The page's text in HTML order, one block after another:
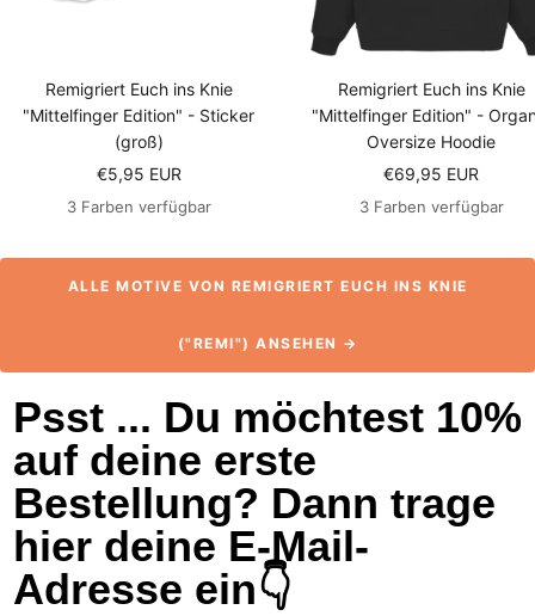
Remigriert Euch ins Knie
"Mittelfinger Edition" - Sticker
(groß)
Angebotspreis
€5,95 EUR
3 Farben verfügbar
Remigriert Euch ins Knie
"Mittelfinger Edition" -
Oversize Hoodie
Angebotspreis
€69,95 EUR
3 Farben verfügbar
ALLE MOTIVE VON REMIGRIERT EUCH INS KNIE
("REMI") ANSEHEN →
Psst ... Du möchtest 10%
auf deine erste
Bestellung? Dann trage
hier deine E-Mail-
Adresse ein👇